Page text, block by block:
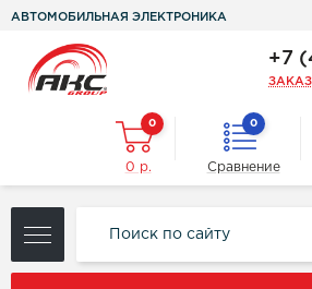
АВТОМОБИЛЬНАЯ ЭЛЕКТРОНИКА
+7
0
0 р.
0
Сравнение